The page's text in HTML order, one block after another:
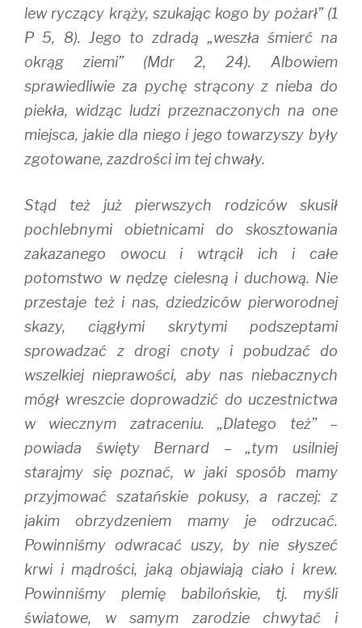
lew ryczący krąży, szukając kogo by pożarł” (1
P 5, 8). Jego to zdradą „weszła śmierć na
okrąg ziemi” (Mdr 2, 24). Albowiem
sprawiedliwie za pychę strącony z nieba do
piekła, widząc ludzi przeznaczonych na one
miejsca, jakie dla niego i jego towarzyszy były
zgotowane, zazdrości im tej chwały.
Stąd też już pierwszych rodziców skusił
pochlebnymi obietnicami do skosztowania
zakazanego owocu i wtrącił ich i całe
potomstwo w nędzę cielesną i duchową. Nie
przestaje też i nas, dziedziców pierworodnej
skazy, ciągłymi skrytymi podszeptami
sprowadzać z drogi cnoty i pobudzać do
wszelkiej nieprawości, aby nas niebacznych
mógł wreszcie doprowadzić do uczestnictwa
w wiecznym zatraceniu. „Dlatego też” –
powiada święty Bernard – „tym usilniej
starajmy się poznać, w jaki sposób mamy
przyjmować szatańskie pokusy, a raczej: z
jakim obrzydzeniem mamy je odrzucać.
Powinniśmy odwracać uszy, by nie słyszeć
krwi i mądrości, jaką objawiają ciało i krew.
Powinniśmy plemię babilońskie, tj. myśli
światowe, w samym zarodzie chwytać i